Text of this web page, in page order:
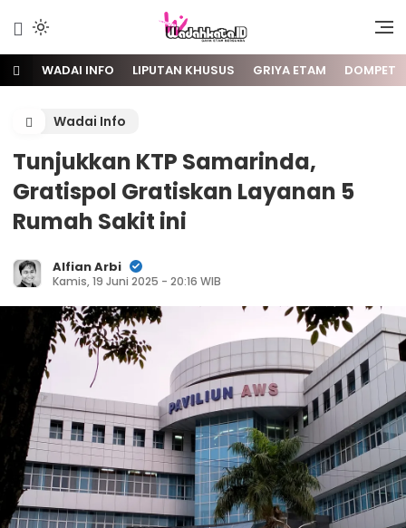
Wadai
Gaya Etam Bersuara
WADAI INFO LIPUTAN KHUSUS GRIYA ETAM DOMPET
Wadai Info
Tunjukkan KTP Samarinda,
Gratispol Gratiskan Layanan 5
Rumah Sakit ini
Alfian Arbi
Kamis, 19 Juni 2025 - 20:16 WIB